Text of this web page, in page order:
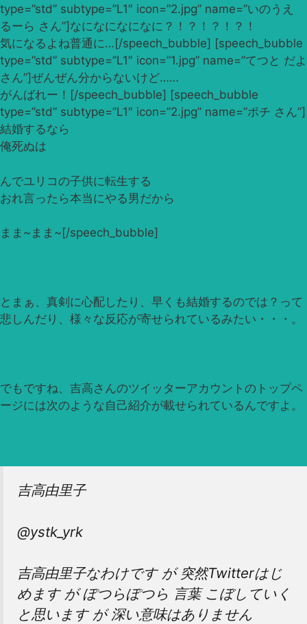
type=”std” subtype=”L1″ icon=”2.jpg” name=”いのうえ
るーら さん”]なになになになに？！？！？！？！
気になるよね普通に…[/speech_bubble] [speech_bubble
type=”std” subtype=”L1″ icon=”1.jpg” name=”てつと だよ
さん”]ぜんぜん分からないけど……
がんばれー！[/speech_bubble] [speech_bubble
type=”std” subtype=”L1″ icon=”2.jpg” name=”ポチ さん”]
結婚するなら
俺死ぬは
んでユリコの子供に転生する
おれ言ったら本当にやる男だから
まま~まま~[/speech_bubble]
とまぁ、真剣に心配したり、早くも結婚するのでは？って
悲しんだり、様々な反応が寄せられているみたい・・・。
でもですね、吉高さんのツイッターアカウントのトップペ
ージには次のような自己紹介が載せられているんですよ。
吉高由里子
@ystk_yrk
吉高由里子なわけです が 突然Twitterはじ
めます が ぽつらぽつら 言葉 こぼしていく
と思います が 深い意味はありません